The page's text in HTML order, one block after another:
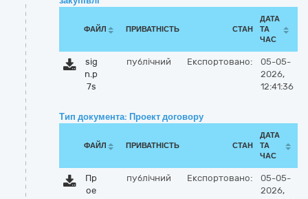
ФАЙЛ ПРИВАТНІСТЬ СТАН
ДАТА
ТА
ЧАС
sig
n.p
7s
публічний Експортовано:
05-05-
2026,
12:41:36
Тип документа: Проект договору
ФАЙЛ ПРИВАТНІСТЬ СТАН
ДАТА
ТА
ЧАС
Пр
ое
публічний Експортовано:
05-05-
2026,